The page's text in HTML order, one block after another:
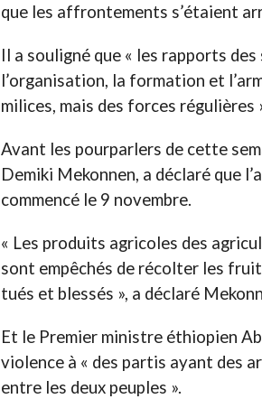
que les affrontements s’étaient
Il a souligné que « les rapports
l’organisation, la formation et
milices, mais des forces régulières
Avant les pourparlers de cette
Demiki Mekonnen, a déclaré que
commencé le 9 novembre.
« Les produits agricoles des
sont empêchés de récolter les
tués et blessés », a déclaré
Et le Premier ministre éthiopien
violence à « des partis ayant des
entre les deux peuples ».